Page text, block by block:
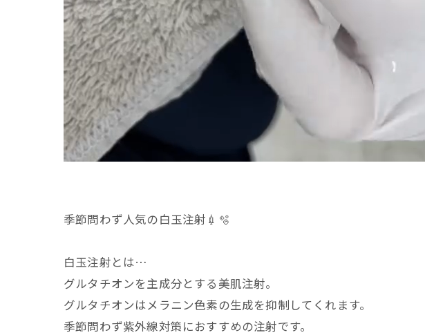
季節問わず人気の白玉注射💉🫧
白玉注射とは…
グルタチオンを主成分とする美肌注射。
グルタチオンはメラニン色素の生成を抑制してくれます。
季節問わず紫外線対策におすすめの注射です。